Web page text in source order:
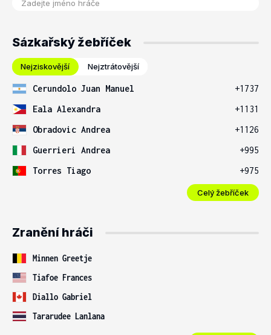
Sázkařský žebříček
Nejziskovější Nejztrátovější
Cerundolo Juan Manuel
+1737
Eala Alexandra
+1131
Obradovic Andrea
+1126
Guerrieri Andrea
+995
Torres Tiago
+975
Celý žebříček
Zranění hráči
Minnen Greetje
Tiafoe Frances
Diallo Gabriel
Tararudee Lanlana